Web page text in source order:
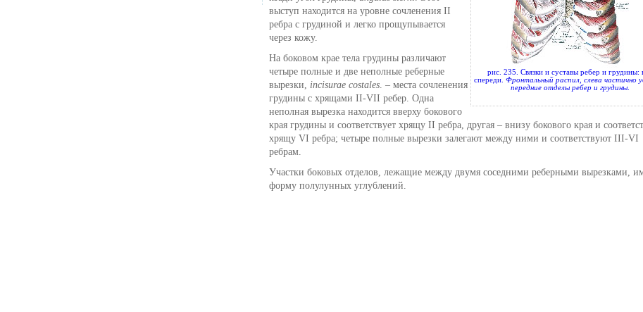
рис. 235. Связки и суставы ребер и грудины:
спереди. Фронтальный распил, слева частично
передние отделы ребер и грудины
выступ находится на уровне сочленения II
ребра с грудиной и легко прощупывается
через кожу.
На боковом крае тела грудины различают
четыре полные и две неполные реберные
вырезки, incisurae costales. – места сочленения
грудины с хрящами II-VII ребер. Одна
неполная вырезка находится вверху бокового
края грудины и соответствует хрящу II ребра, другая – внизу бокового края и
хрящу VI ребра; четыре полные вырезки залегают между ними и соответствуют III-VI
ребрам.
Участки боковых отделов, лежащие между двумя соседними реберными вырезками,
форму полулунных углублений.